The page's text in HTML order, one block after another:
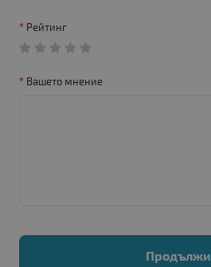
Рейтинг
Вашето мнение
Продължи